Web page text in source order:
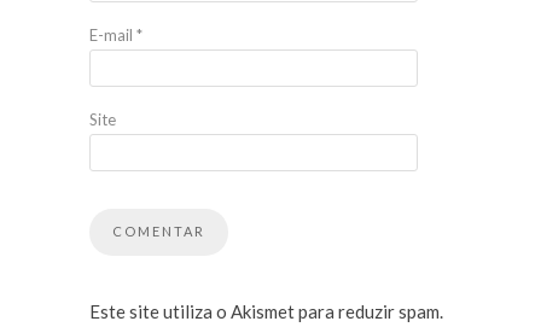
E-mail *
Site
Este site utiliza o Akismet para reduzir spam.